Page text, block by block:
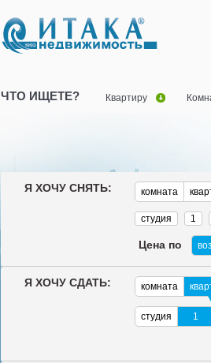
ЧТО ИЩЕТЕ? Квартиру
Я ХОЧУ СНЯТЬ: комната
студия 1
Цена по
Я ХОЧУ СДАТЬ: комната
студия 1